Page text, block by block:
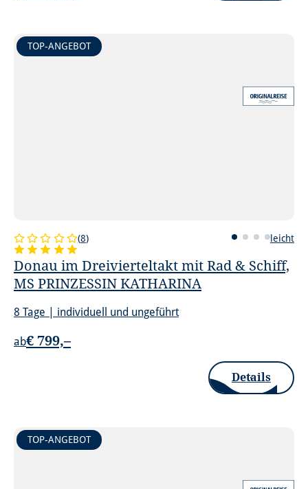
TOP-ANGEBOT
Donau im Dreivierteltakt mit Rad & Schiff,
MS PRINZESSIN KATHARINA
(8) leicht
8 Tage | individuell und ungeführt
Details
ab€ 799,–
TOP-ANGEBOT